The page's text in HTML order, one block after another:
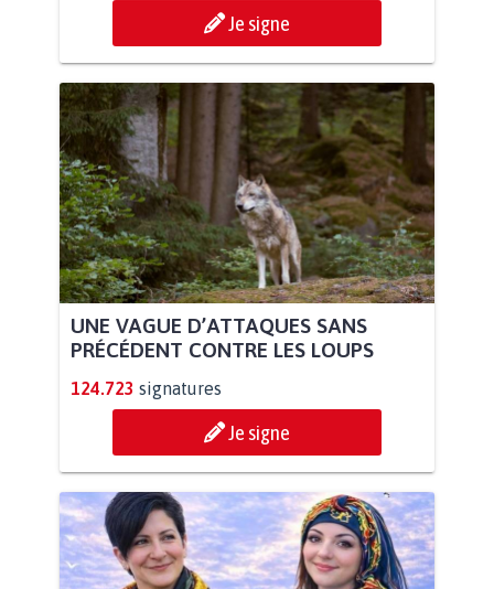
Je signe
UNE VAGUE D’ATTAQUES SANS
PRÉCÉDENT CONTRE LES LOUPS
124.723 signatures
Je signe